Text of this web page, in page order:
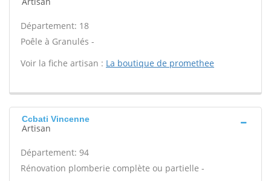
Département: 18
Poêle à Granulés -
Voir la fiche artisan : La boutique de promethee
Ccbati Vincenne
Artisan
Département: 94
Rénovation plomberie complète ou partielle -